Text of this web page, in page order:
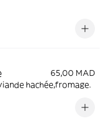
65,00 MAD
hachée,fromage.